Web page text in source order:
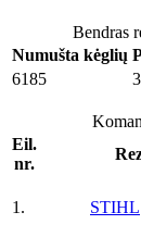
Bendras
Numušta kėglių
6185
Eil.
nr.
1. STIHL